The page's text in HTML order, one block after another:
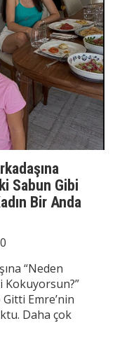
Sabun Gibi
Bir Anda
0
“Neden
Kokuyorsun?”
Emre’nin
Daha çok